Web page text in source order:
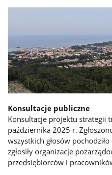
Konsultacje publiczne
Konsultacje projektu strategii
października 2025 r.
wszystkich głosów
zgłosiły organizacje
przedsiębiorców i